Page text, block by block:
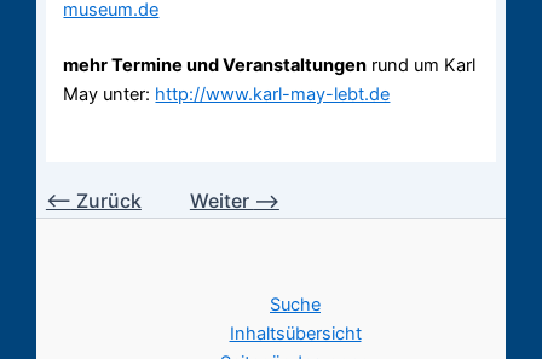
museum.de
mehr Termine und Veranstaltungen rund um Karl
May unter: http://www.karl-may-lebt.de
⟵ Zurück Weiter ⟶
Suche
Inhaltsübersicht